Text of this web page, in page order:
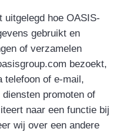
uitgelegd hoe OASIS-
gebruikt en
of verzamelen
bezoekt,
telefoon of e-mail,
promoten of
naar een functie bij
wij over een andere